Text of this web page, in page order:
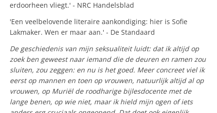
erdoorheen vliegt.' - NRC Handelsblad
'Een veelbelovende literaire aankondiging: hier is Sofie
Lakmaker. Wen er maar aan.' - De Standaard
De geschiedenis van mijn seksualiteit luidt: dat ik altijd op
zoek ben geweest naar iemand die de deuren en ramen zou
sluiten, zou zeggen: en nu is het goed. Meer concreet viel ik
eerst op mannen en toen op vrouwen, natuurlijk altijd al op
vrouwen, op Muriël de roodharige bijlesdocente met de
lange benen, op wie niet, maar ik hield mijn ogen of iets